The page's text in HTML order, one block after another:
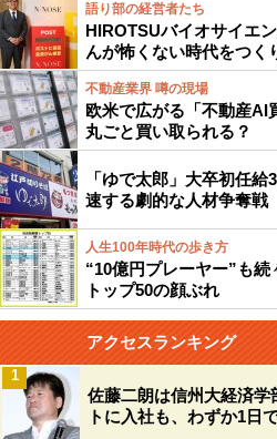
語り部の経営者たち
HIROTSUバイオサイエ
んが怖くない時代をつく
不動産業界 噂の現場
欧米で広がる「不動産
丸ごと買い取られる？
「ゆで太郎」大卒初任
速する劇的な人材争奪戦
人生100年時代の歩き方
“10億円プレーヤー”も
トップ50の顔ぶれ
アクセスランキング
佐藤二朗は信州大経済
トに入社も、わずか1日
1